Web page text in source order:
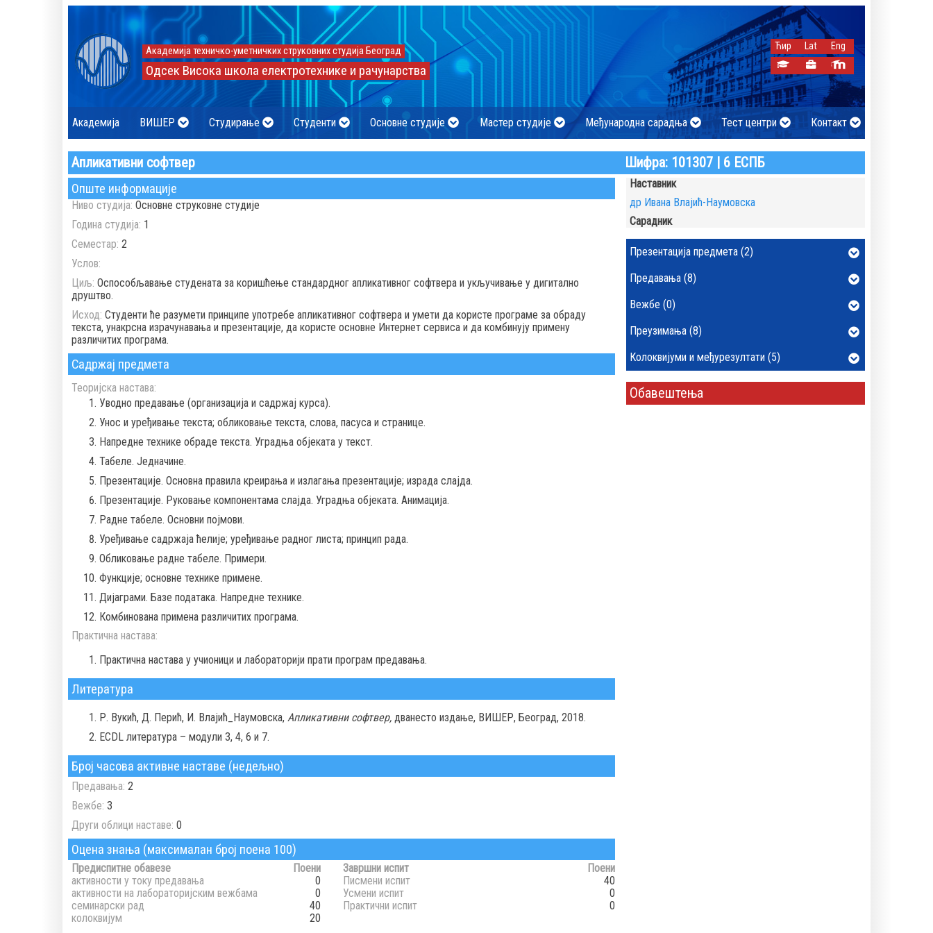
Академија техничко-уметничких струковних студија Београд
Одсек Висока школа електротехнике и рачунарства
Ћир Lat Eng
Академија ВИШЕР Студирање Студенти Основне студије Мастер студије Међународна сарадња Тест центри Контакт
Апликативни софтвер Шифра: 101307 | 6 ЕСПБ
Опште информације
Ниво студија: Основне струковне студије
Година студија: 1
Семестар: 2
Услов:
Циљ: Оспособљавање студената за коришћење стандардног апликативног софтвера и укључивање у дигитално
друштво.
Исход: Студенти ће разумети принципе употребе апликативног софтвера и умети да користе програме за обраду
текста, унакрсна израчунавања и презентације, да користе основне Интернет сервиса и да комбинују примену
различитих програма.
Садржај предмета
Теоријска настава:
Уводно предавање (организација и садржај курса).
Унос и уређивање текста; обликовање текста, слова, пасуса и странице.
Напредне технике обраде текста. Уградња објеката у текст.
Табеле. Jедначине.
Презентације. Основна правила креирања и излагања презентације; израда слајда.
Презентације. Руковање компонентама слајда. Уградња објеката. Анимацијa.
Радне табеле. Основни појмови.
Уређивање садржаја ћелије; уређивање радног листа; принцип рада.
Обликовање радне табеле. Примери.
Функције; основне технике примене.
Дијаграми. Базе података. Напредне технике.
Комбинована примена различитих програма.
Практична настава:
Практична настава у учионици и лабораторији прати програм предавања.
Литература
Р. Вукић, Д. Перић, И. Влајић_Наумовска, Апликативни софтвер,дванесто издање, ВИШЕР, Београд, 2018.
ECDL литература – модули 3, 4, 6 и 7.
Број часова активне наставе (недељно)
Предавања: 2
Вежбе: 3
Други облици наставе: 0
Оцена знања (максималан број поена 100)
Предиспитне обавезе
Поени
активности у току предавања
0
активности на лабораторијским вежбама
0
семинарски рад
40
колоквијум
20
Завршни испит
Поени
Писмени испит
40
Усмени испит
0
Практични испит
0
Наставник
др Ивана Влајић-Наумовска
Сарадник
Презентација предмета (2)
Предавања (8)
Вежбе (0)
Преузимања (8)
Колоквијуми и међурезултати (5)
Обавештења